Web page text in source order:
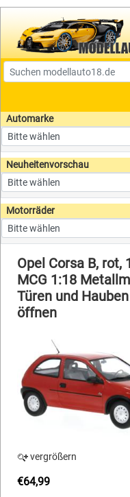
Automarke
Neuheitenvorschau
Motorräder
Opel Corsa B, rot,
MCG 1:18
Türen und
öffnen
vergrößern
€64,99